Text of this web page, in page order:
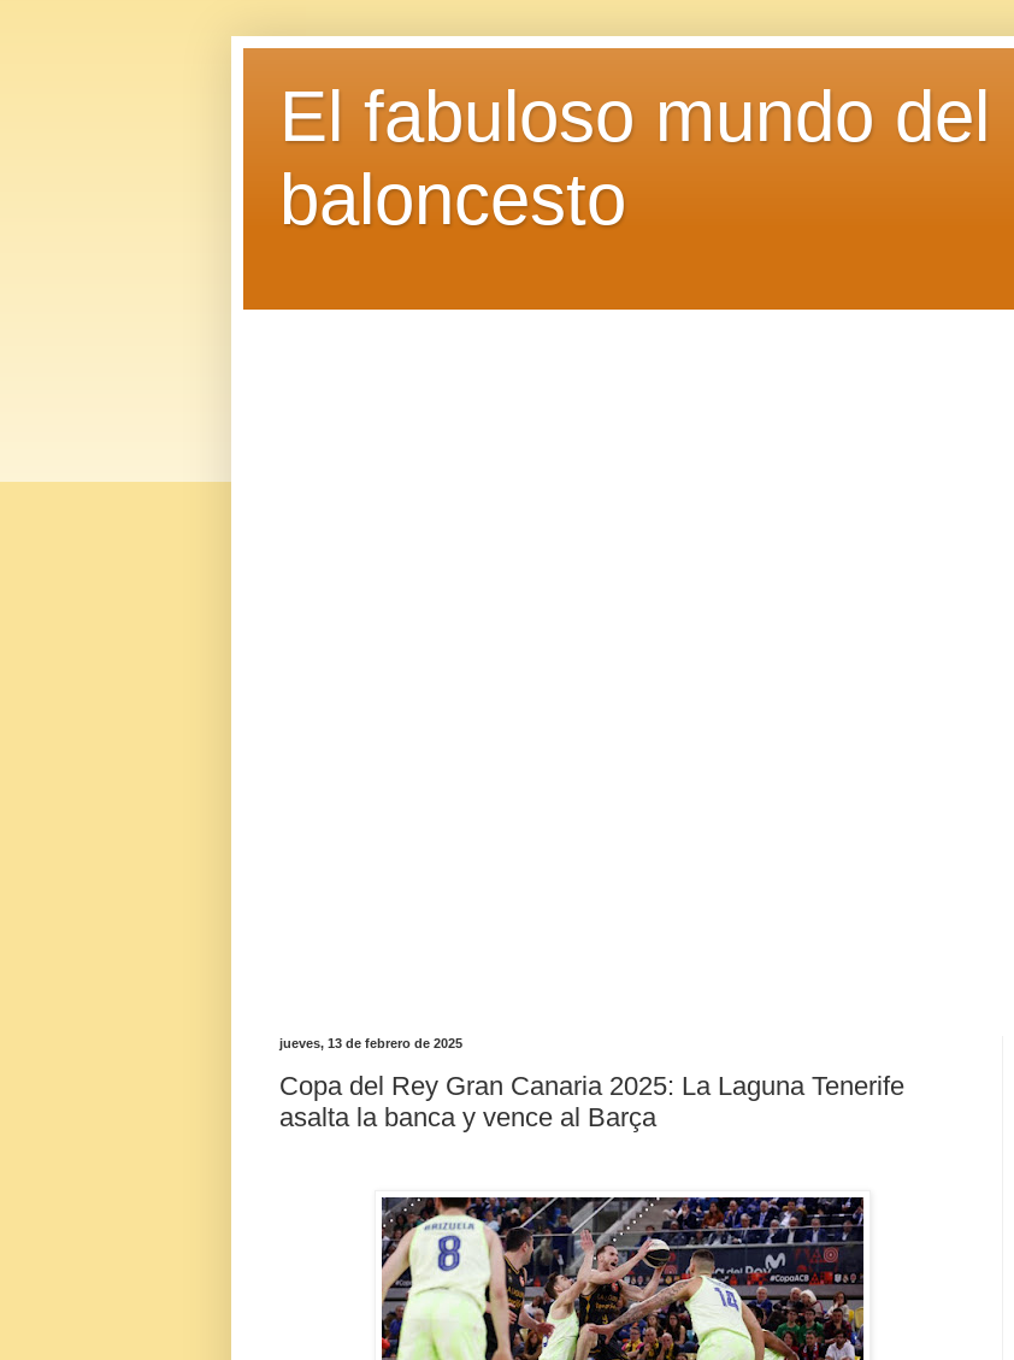
El fabuloso mundo del
baloncesto
jueves, 13 de febrero de 2025
Copa del Rey Gran Canaria 2025: La Laguna Tenerife
asalta la banca y vence al Barça